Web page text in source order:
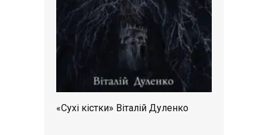
«Сухі кістки» Віталій Дуленко